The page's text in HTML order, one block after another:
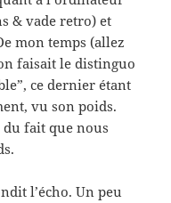
& vade retro) et
mon temps (allez
faisait le distinguo
ce dernier étant
vu son poids.
du fait que nous
l’écho. Un peu